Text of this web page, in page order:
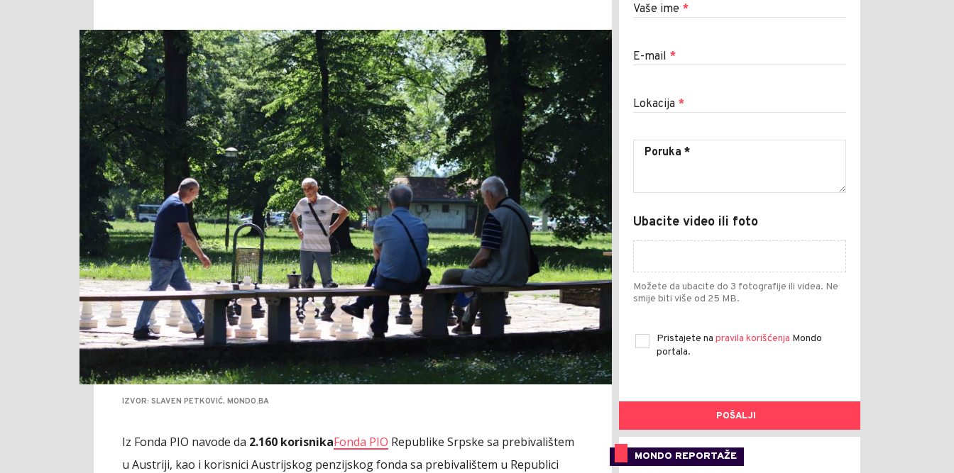
IZVOR: SLAVEN PETKOVIĆ, MONDO.BA
Iz Fonda PIO navode da 2.160 korisnikaFonda PIO Republike Srpske sa prebivalištem
u Austriji, kao i korisnici Austrijskog penzijskog fonda sa prebivalištem u Republici
Vaše ime *
E-mail *
Lokacija *
Ubacite video ili foto
Možete da ubacite do 3 fotografije ili videa. Ne
smije biti više od 25 MB.
Pristajete na pravila korišćenja Mondo
portala.
POŠALJI
MONDO REPORTAŽE